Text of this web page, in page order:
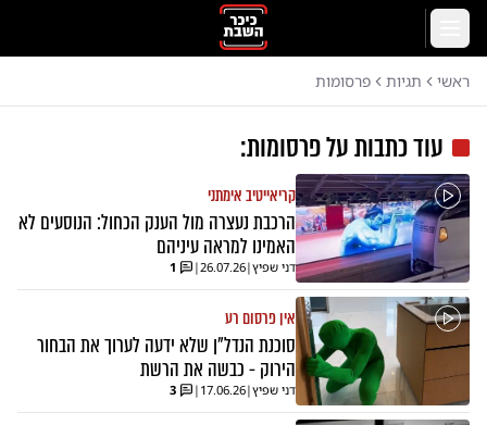
דלג לתוכן הראשי
ראשי תגיות פרסומות
עוד כתבות עלפרסומות:
קריאייטיב אימתני
הרכבת נעצרה מול הענק הכחול: הנוסעים לא
האמינו למראה עיניהם
דני שפיץ|
26.07.26
|
1
אין פרסום רע
סוכנת הנדל"ן שלא ידעה לערוך את הבחור
הירוק - כבשה את הרשת
דני שפיץ|
17.06.26
|
3